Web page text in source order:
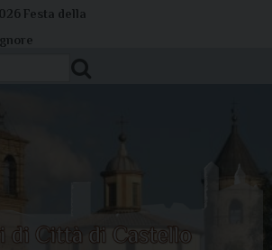
Festa della